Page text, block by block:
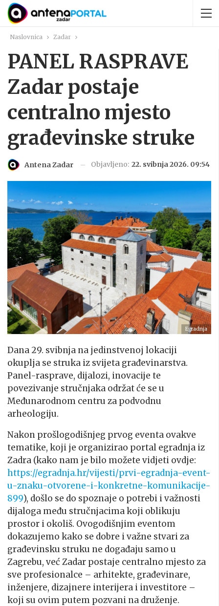
Naslovnica Zadar
PANEL RASPRAVE
Zadar postaje
centralno mjesto
građevinske struke
Antena Zadar Objavljeno: 22. svibnja 2026. 09:54
Egradnja
Dana 29. svibnja na jedinstvenoj lokaciji
okuplja se struka iz svijeta građevinarstva.
Panel-rasprave, dijalozi, inovacije te
povezivanje stručnjaka održat će se u
Međunarodnom centru za podvodnu
arheologiju.
Nakon prošlogodišnjeg prvog eventa ovakve
tematike, koji je organizirao portal egradnja iz
Zadra (kako nam je bilo možete vidjeti ovdje:
https://egradnja.hr/vijesti/prvi-egradnja-event-
u-znaku-otvorene-i-konkretne-komunikacije-
899), došlo se do spoznaje o potrebi i važnosti
dijaloga među stručnjacima koji oblikuju
prostor i okoliš. Ovogodišnjim eventom
dokazujemo kako se dobre i važne stvari za
građevinsku struku ne događaju samo u
Zagrebu, već Zadar postaje centralno mjesto za
sve profesionalce – arhitekte, građevinare,
inženjere, dizajnere interijera i investitore –
koji su ovim putem pozvani na druženje.